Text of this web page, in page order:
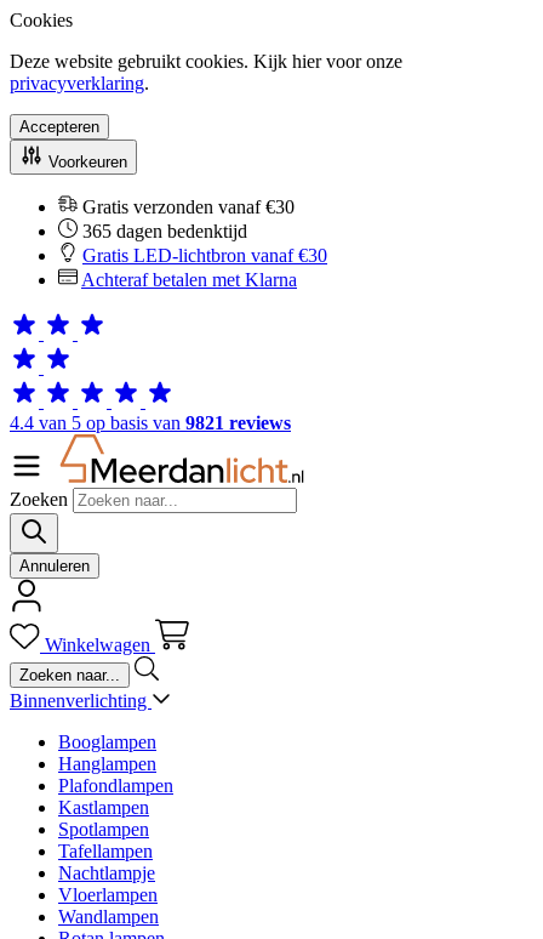
Cookies
Deze website gebruikt cookies. Kijk hier voor onze
privacyverklaring.
Accepteren
Voorkeuren
Gratis verzonden vanaf €30
365 dagen bedenktijd
Gratis LED-lichtbron vanaf €30
Achteraf betalen met Klarna
4.4 van 5 op basis van 9821 reviews
Zoeken
Annuleren
Winkelwagen
Binnenverlichting
Booglampen
Hanglampen
Plafondlampen
Kastlampen
Spotlampen
Tafellampen
Nachtlampje
Vloerlampen
Wandlampen